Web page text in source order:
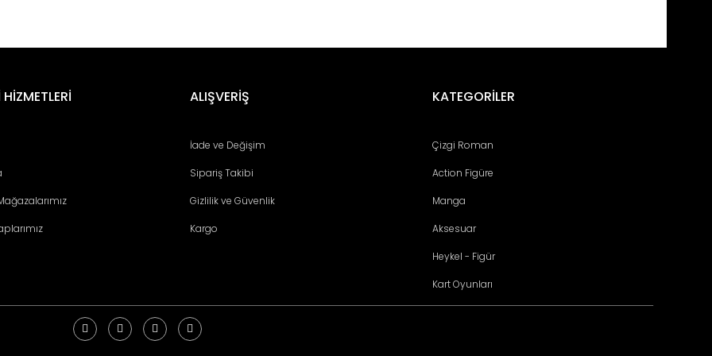
Yorum YazALIŞVERİŞ
İade ve Değişim
Sipariş Takibi
Gizlilik ve Güvenlik
Kargo
KATEGORİLER
Çizgi Roman
Action Figüre
Manga
Aksesuar
Heykel - Figür
Kart Oyunları